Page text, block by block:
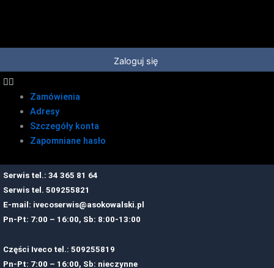
Zaloguj się
Zamówienia
Adresy
Szczegóły konta
Zapomniane hasło
Serwis tel.: 34 365 81 64
Serwis tel. 509255821
E-mail: ivecoserwis@asokowalski.pl
Pn-Pt: 7:00 – 16:00, Sb: 8:00-13:00
Części Iveco tel.: 509255819
Pn-Pt: 7:00 – 16:00, Sb: nieczynne